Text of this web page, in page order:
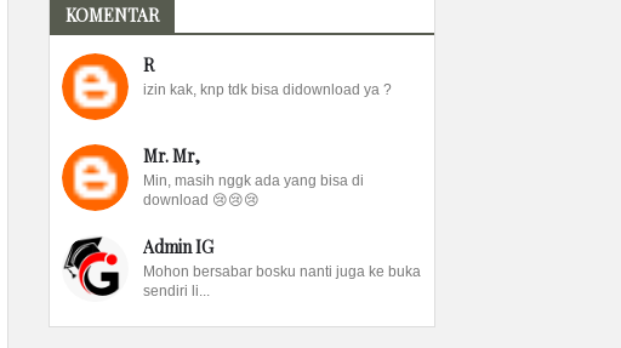
KOMENTAR
R
izin kak, knp tdk bisa didownload ya ?
Mr. Mr,
Min, masih nggk ada yang bisa di
download 😢😢😢
Admin IG
Mohon bersabar bosku nanti juga ke buka
sendiri li...